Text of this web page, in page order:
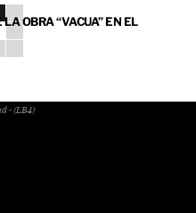
OBRA “VACUA” EN EL
- (LB4)